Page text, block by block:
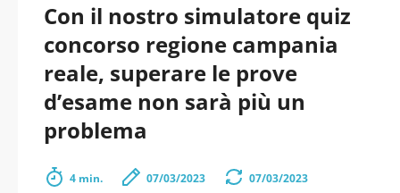
Con il nostro simulatore quiz
concorso regione campania
reale, superare le prove
d’esame non sarà più un
problema
4 min. 07/03/2023 07/03/2023